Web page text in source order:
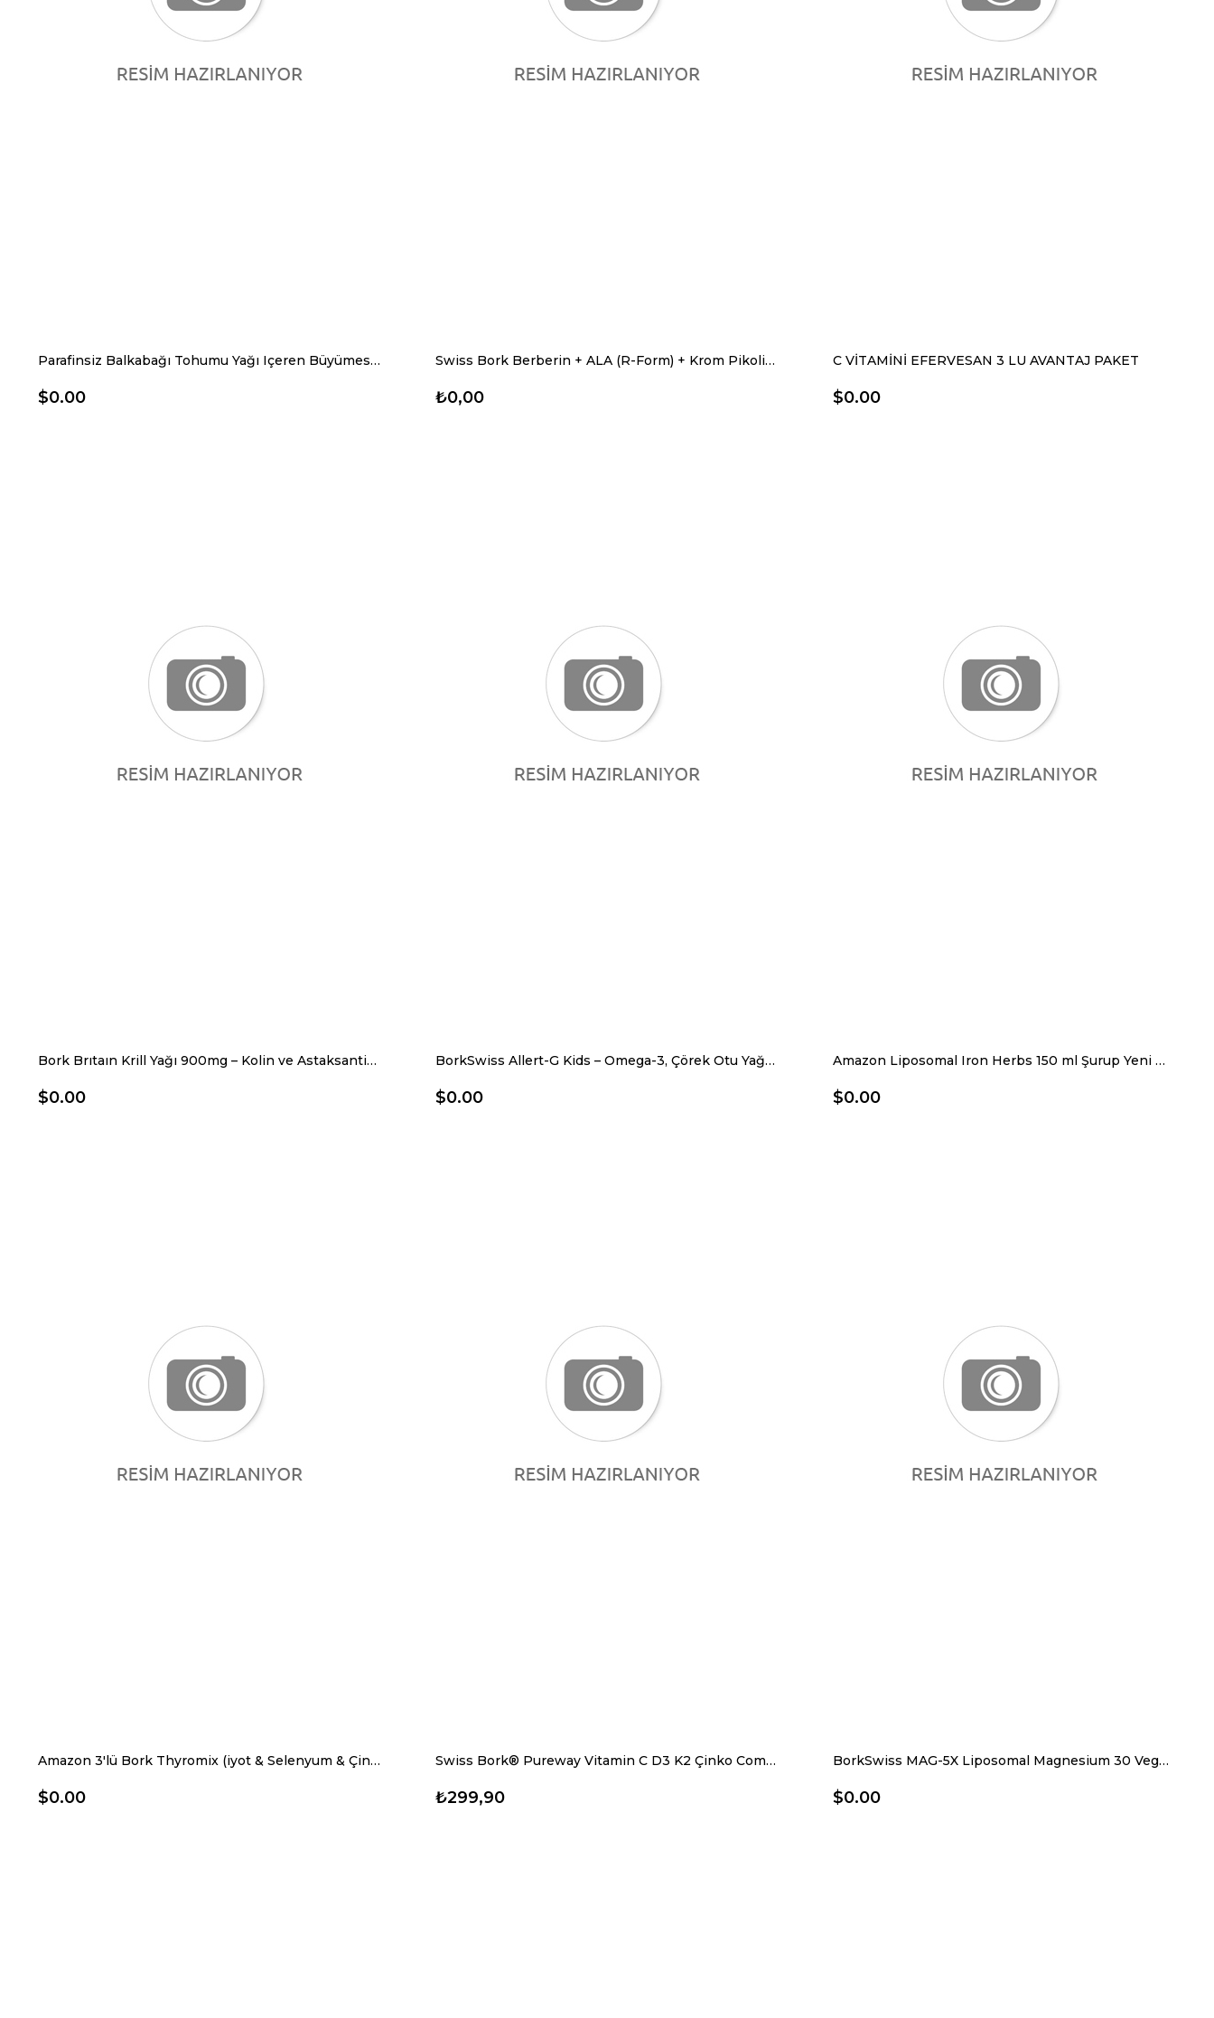
Parafinsiz Balkabağı Tohumu Yağı Içeren Büyümesini Engellemeye Destekçi Vitamin Gıda Takviye
$0.00
Swiss Bork Berberin + ALA (R-Form) + Krom Pikolinat + Bromelain • Takviye Edici Gıda • 4'lü Bitkisel Metabolizma & Ödem Desteği • 60 Kapsül
₺0,00
C VİTAMİNİ EFERVESAN 3 LU AVANTAJ PAKET
$0.00
Bork Brıtaın Krill Yağı 900mg – Kolin ve Astaksantin İçeren Saf Krill Yağı
$0.00
BorkSwiss Allert-G Kids – Omega-3, Çörek Otu Yağı, Quercetin, Resveratrol & Vitaminler –Limon Aromalı Şurup 150 ml
$0.00
Amazon Liposomal Iron Herbs 150 ml Şurup Yeni Nesil Demir Desteği Demir Şurubu
$0.00
Amazon 3'lü Bork Thyromix (iyot & Selenyum & Çinko Pikolinat) 30 Vegan Kapsül
$0.00
Swiss Bork® Pureway Vitamin C D3 K2 Çinko Complex 20 Efervesan Tablet
₺299,90
BorkSwiss MAG-5X Liposomal Magnesium 30 Vegan Kapsül
$0.00